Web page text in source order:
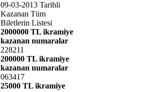
09-03-2013 Tarihli
Kazanan Tüm
Biletlerin Listesi
2000000 TL ikramiye
kazanan numaralar
228211
200000 TL ikramiye
kazanan numaralar
063417
25000 TL ikramiye